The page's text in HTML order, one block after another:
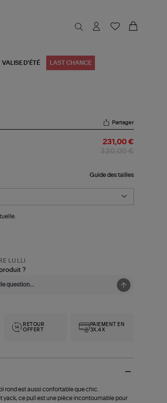
VALISE D'ÉTÉ LAST CHANCE
Partager
231,00 €
Guide des tailles
LULLI
?
RETOUR
OFFERT
PAIEMENT EN
3X,4X
rond est aussi confortable que chic.
yack, ce pull est une pièce incontournable pour